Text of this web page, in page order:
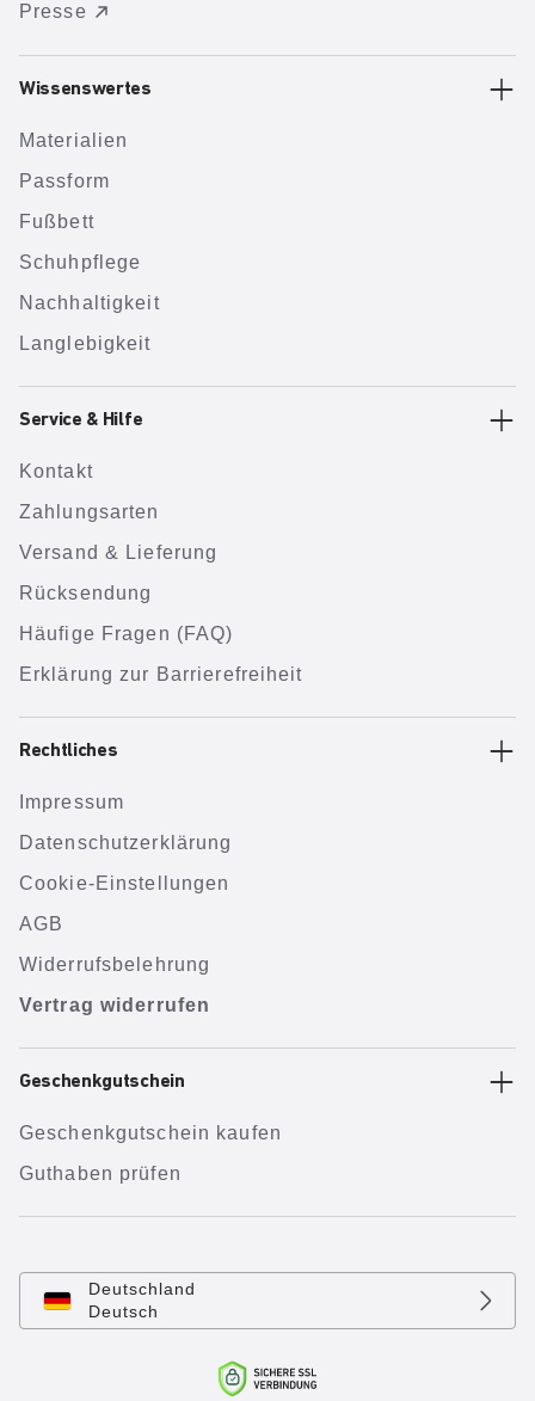
Presse
Wissenswertes
Materialien
Passform
Fußbett
Schuhpflege
Nachhaltigkeit
Langlebigkeit
Service & Hilfe
Kontakt
Zahlungsarten
Versand & Lieferung
Rücksendung
Häufige Fragen (FAQ)
Erklärung zur Barrierefreiheit
Rechtliches
Impressum
Datenschutzerklärung
Cookie-Einstellungen
AGB
Widerrufsbelehrung
Vertrag widerrufen
Geschenkgutschein
Geschenkgutschein kaufen
Guthaben prüfen
Deutschland
Deutsch